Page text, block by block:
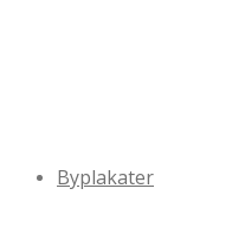
Byplakater